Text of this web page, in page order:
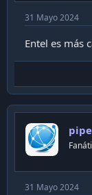
31 Mayo 2024
Entel es más
31 Mayo 2024